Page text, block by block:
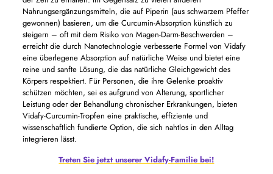
Nahrungsergänzungsmitteln, die auf Piperin (aus schwarzem Pfeffer
gewonnen) basieren, um die Curcumin-Absorption künstlich zu
steigern – oft mit dem Risiko von Magen-Darm-Beschwerden –
erreicht die durch Nanotechnologie verbesserte Formel von Vidafy
eine überlegene Absorption auf natürliche Weise und bietet eine
reine und sanfte Lösung, die das natürliche Gleichgewicht des
Körpers respektiert. Für Personen, die ihre Gelenke proaktiv
schützen möchten, sei es aufgrund von Alterung, sportlicher
Leistung oder der Behandlung chronischer Erkrankungen, bieten
Vidafy-Curcumin-Tropfen eine praktische, effiziente und
wissenschaftlich fundierte Option, die sich nahtlos in den Alltag
integrieren lässt.
Treten Sie jetzt unserer Vidafy-Familie bei!